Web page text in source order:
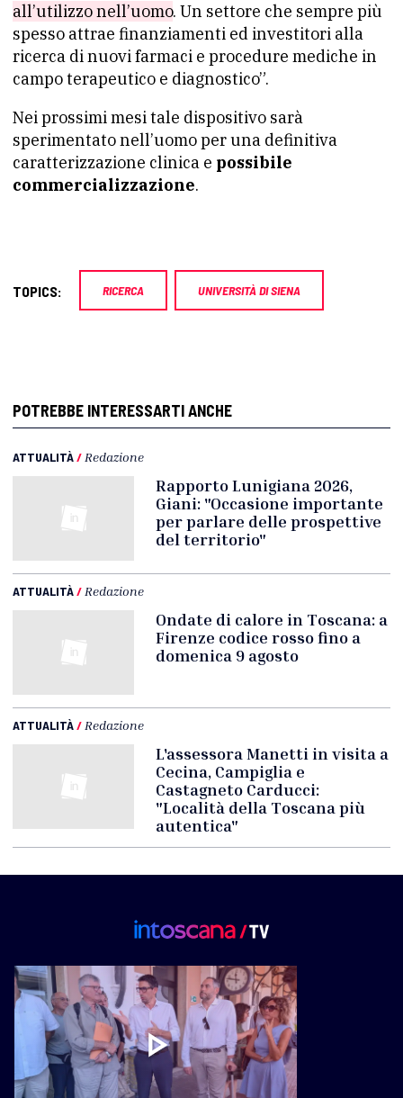
all’utilizzo nell’uomo. Un settore che sempre più
spesso attrae finanziamenti ed investitori alla
ricerca di nuovi farmaci e procedure mediche in
campo terapeutico e diagnostico”.
Nei prossimi mesi tale dispositivo sarà
sperimentato nell’uomo per una definitiva
caratterizzazione clinica e possibile
commercializzazione.
TOPICS: RICERCA UNIVERSITÀ DI SIENA
POTREBBE INTERESSARTI ANCHE
ATTUALITÀ/ Redazione
Rapporto Lunigiana 2026,
Giani: "Occasione importante
per parlare delle prospettive
del territorio"
ATTUALITÀ/ Redazione
Ondate di calore in Toscana: a
Firenze codice rosso fino a
domenica 9 agosto
ATTUALITÀ/ Redazione
L'assessora Manetti in visita a
Cecina, Campiglia e
Castagneto Carducci:
"Località della Toscana più
autentica"